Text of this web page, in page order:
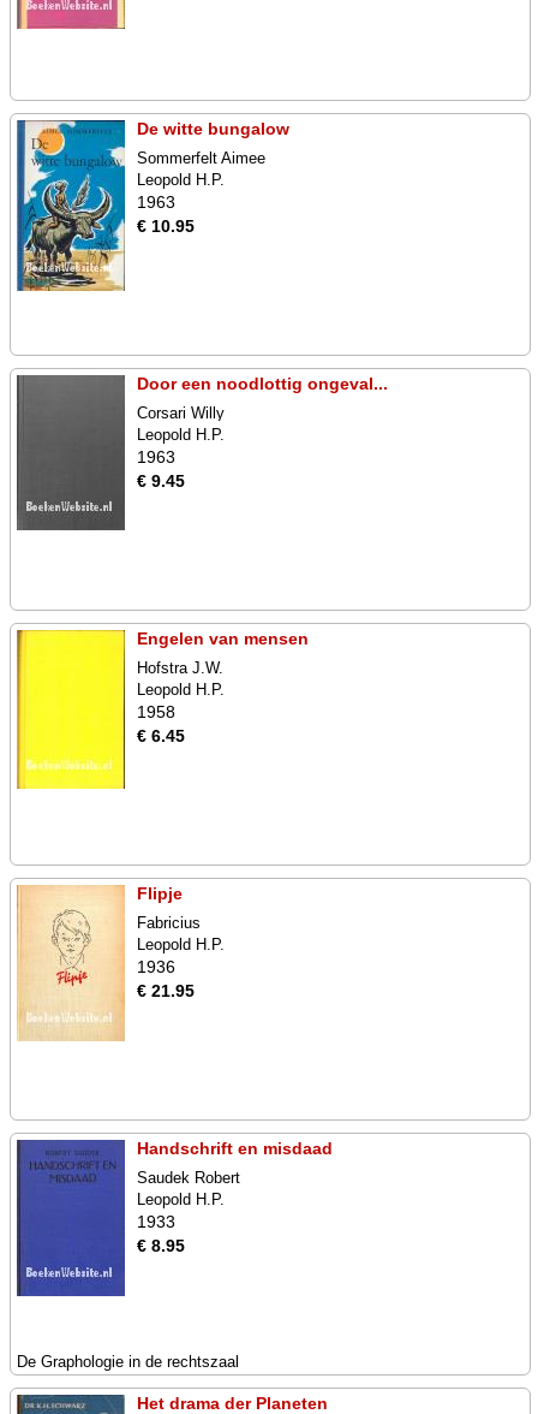
De witte bungalow
Sommerfelt Aimee
Leopold H.P.
1963
€ 10.95
Door een noodlottig ongeval...
Corsari Willy
Leopold H.P.
1963
€ 9.45
Engelen van mensen
Hofstra J.W.
Leopold H.P.
1958
€ 6.45
Flipje
Fabricius
Leopold H.P.
1936
€ 21.95
Handschrift en misdaad
Saudek Robert
Leopold H.P.
1933
€ 8.95
De Graphologie in de rechtszaal
Het drama der Planeten